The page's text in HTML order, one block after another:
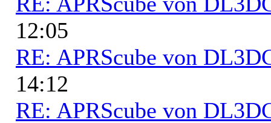
12:05
RE: APRScube von
14:12
RE: APRScube von